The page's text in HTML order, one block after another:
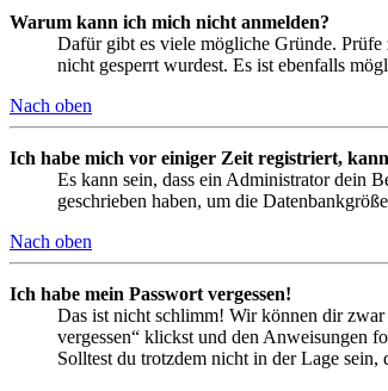
Warum kann ich mich nicht anmelden?
Dafür gibt es viele mögliche Gründe. Prüfe
nicht gesperrt wurdest. Es ist ebenfalls
Nach oben
Ich habe mich vor einiger Zeit registriert,
Es kann sein, dass ein Administrator dein
geschrieben haben, um die
Nach oben
Ich habe mein Passwort vergessen!
Das ist nicht schlimm! Wir können dir zwar
vergessen“ klickst und den Anweisungen
Solltest du trotzdem nicht in der Lage